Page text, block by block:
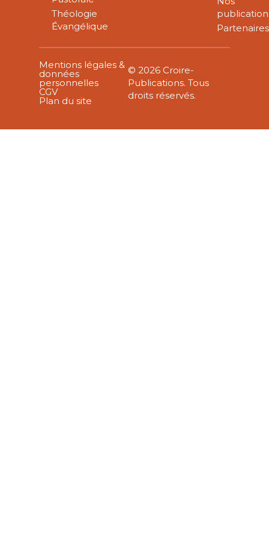
Théologie
Évangélique
Partenaires
Mentions légales &
données
personnelles
CGV
Plan du site
© 2026 Croire-
Publications. Tous
droits réservés.